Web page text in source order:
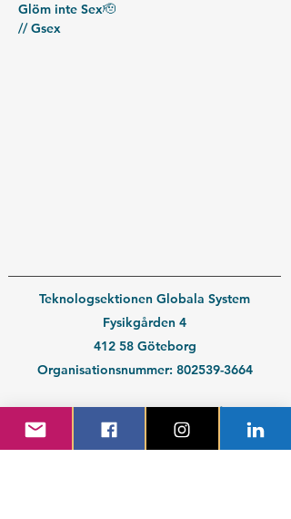
Glöm inte Sex🫡
// Gsex
Teknologsektionen Globala System
Fysikgården 4
412 58 Göteborg
Organisationsnummer: 802539-3664
En del avChalmers Studentkår
Kontakt medlem